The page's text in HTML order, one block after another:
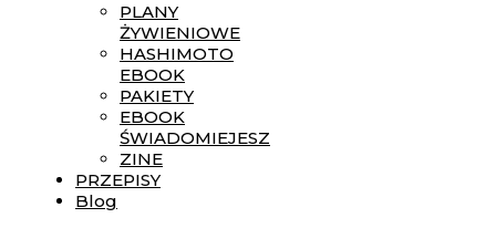
PLANY
ŻYWIENIOWE
HASHIMOTO
EBOOK
PAKIETY
EBOOK
ŚWIADOMIEJESZ
ZINE
PRZEPISY
Blog